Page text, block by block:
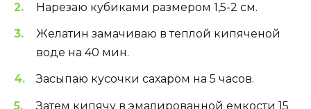
Нарезаю кубиками размером 1,5-2 см.
Желатин замачиваю в теплой кипяченой
воде на 40 мин.
Засыпаю кусочки сахаром на 5 часов.
Затем кипячу в эмалированной емкости 15